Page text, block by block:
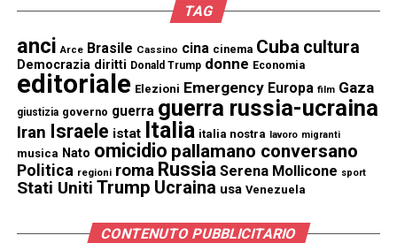
TAG
anci Arce Brasile Cassino cina cinema Cuba cultura
Democrazia diritti Donald Trump donne Economia
editoriale Elezioni Emergency Europa film Gaza
giustizia governo guerra guerra russia-ucraina
Iran Israele istat Italia italia nostra lavoro migranti
musica Nato omicidio pallamano conversano
Politica regioni roma Russia Serena Mollicone sport
Stati Uniti Trump Ucraina usa Venezuela
CONTENUTO PUBBLICITARIO